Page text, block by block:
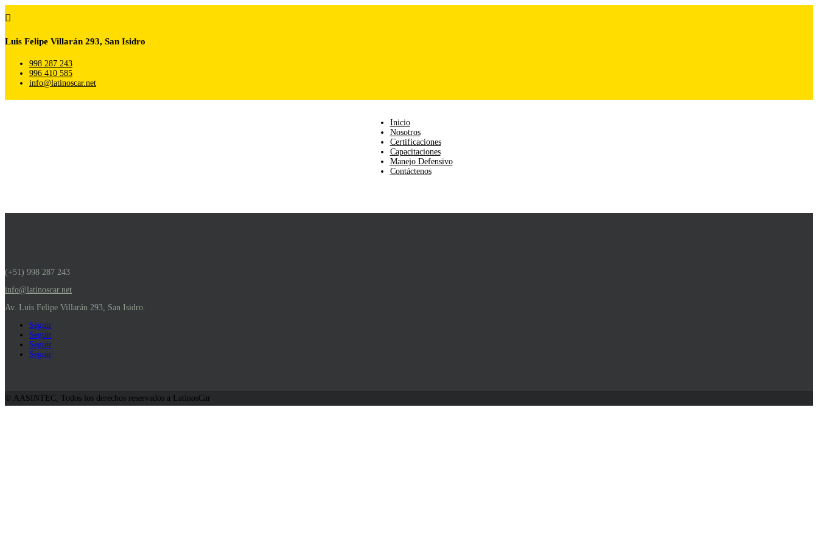

Luis Felipe Villarán 293, San Isidro
998 287 243
996 410 585
info@latinoscar.net
Inicio
Nosotros
Certificaciones
Capacitaciones
Manejo Defensivo
Contáctenos
(+51) 998 287 243
info@latinoscar.net
Av. Luis Felipe Villarán 293, San Isidro.
Seguir
Seguir
Seguir
Seguir
© AASINTEC, Todos los derechos reservados a LatinosCar